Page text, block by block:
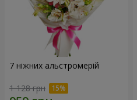
7 ніжних альстромерій
1 128 грн